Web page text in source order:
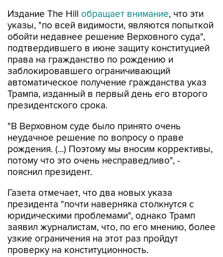
Издание The Hill обращает внимание, что эти
указы, "по всей видимости, являются попыткой
обойти недавнее решение Верховного суда",
подтвердившего в июне защиту конституцией
права на гражданство по рождению и
заблокировавшего ограничивающий
автоматическое получение гражданства указ
Трампа, изданный в первый день его второго
президентского срока.
"В Верховном суде было принято очень
неудачное решение по вопросу о праве
рождения. (...) Поэтому мы вносим коррективы,
потому что это очень несправедливо", -
пояснил президент.
Газета отмечает, что два новых указа
президента "почти наверняка столкнутся с
юридическими проблемами", однако Трамп
заявил журналистам, что, по его мнению, более
узкие ограничения на этот раз пройдут
проверку на конституционность.